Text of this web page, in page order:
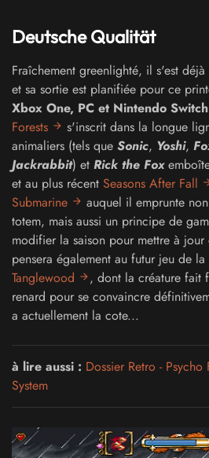
Deutsche Qualität
Fraîchement greenlighté, il s'est
et sa sortie est planifiée pour ce
Xbox One, PC et Nintendo Switch
Forests
s'inscrit dans la longue
animaliers (tels que Sonic, Yoshi,
Jackrabbit) et Rick the Fox
et au plus récent Seasons After Fall
Submarine
auquel il emprunte
totem, mais aussi un principe de
modifier la saison pour mettre à
pensera également au futur jeu de
Tanglewood
, dont la créature fait
renard pour se convaincre
a actuellement la cote...
à lire aussi : Dossier Retro -
System